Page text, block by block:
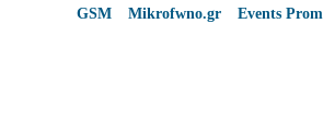
GSM
Mikrofwno.gr Events